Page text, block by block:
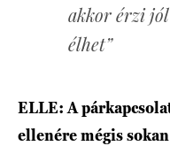
akkor érzi jól
élhet”
ELLE: A
ellenére mégis